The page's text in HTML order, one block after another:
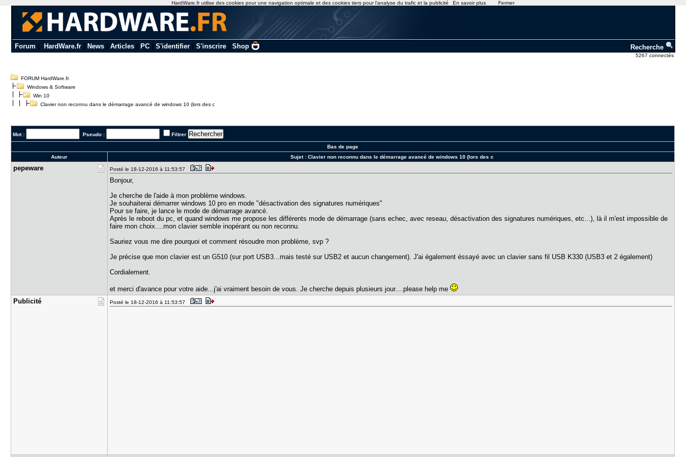
Forum HardWare.fr| News| Articles| PC| S'identifier| S'inscrire| Shop Recherche
5267 connectés
FORUM HardWare.fr
Windows & Software
Win 10
Clavier non reconnu dans le démarrage avancé de windows 10 (lors des c
Mot : Pseudo : Filtrer
Bas de page
Auteur
Sujet : Clavier non reconnu dans le démarrage avancé de windows 10 (lors des c
pepeware Posté le 18-12-2016 à 11:53:57
Bonjour,
Je cherche de l'aide à mon problème windows.
Je souhaiterai démarrer windows 10 pro en mode "désactivation des signatures numériques"
Pour se faire, je lance le mode de démarrage avancé.
Après le reboot du pc, et quand windows me propose les différents mode de démarrage (sans echec, avec reseau, désactivation des signatures numériques, etc...), là il m'est impossible de
faire mon choix....mon clavier semble inopérant ou non reconnu.
Sauriez vous me dire pourquoi et comment résoudre mon problème, svp ?
Je précise que mon clavier est un G510 (sur port USB3...mais testé sur USB2 et aucun changement). J'ai également éssayé avec un clavier sans fil USB K330 (USB3 et 2 également)
Cordialement.
et merci d'avance pour votre aide...j'ai vraiment besoin de vous. Je cherche depuis plusieurs jour....please help me
Publicité
Posté le 18-12-2016 à 11:53:57
HardWare.fr utilise des cookies pour une navigation optimale et des cookies tiers pour l'analyse du trafic et la publicité En savoir plus Fermer